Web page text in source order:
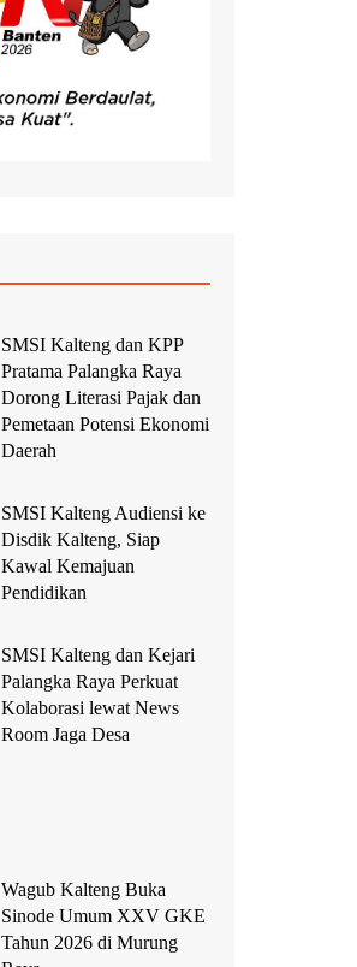
SMSI Kalteng dan KPP
Pratama Palangka Raya
Dorong Literasi Pajak dan
Pemetaan Potensi Ekonomi
Daerah
SMSI Kalteng Audiensi ke
Disdik Kalteng, Siap
Kawal Kemajuan
Pendidikan
SMSI Kalteng dan Kejari
Palangka Raya Perkuat
Kolaborasi lewat News
Room Jaga Desa
Wagub Kalteng Buka
Sinode Umum XXV GKE
Tahun 2026 di Murung